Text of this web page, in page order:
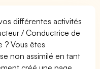
différentes activités
/ Conductrice de
? Vous êtes
non assimilé en tant